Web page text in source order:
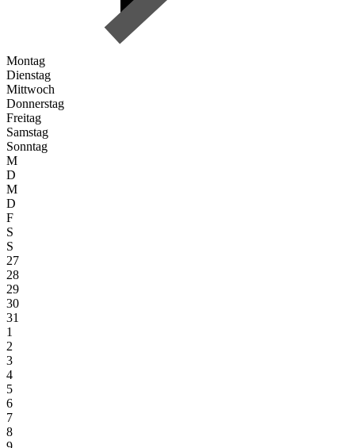
Montag
Dienstag
Mittwoch
Donnerstag
Freitag
Samstag
Sonntag
M
D
M
D
F
S
S
27
28
29
30
31
1
2
3
4
5
6
7
8